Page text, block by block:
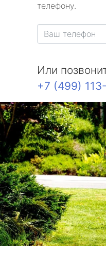
телефону.
Или
+7 (499)